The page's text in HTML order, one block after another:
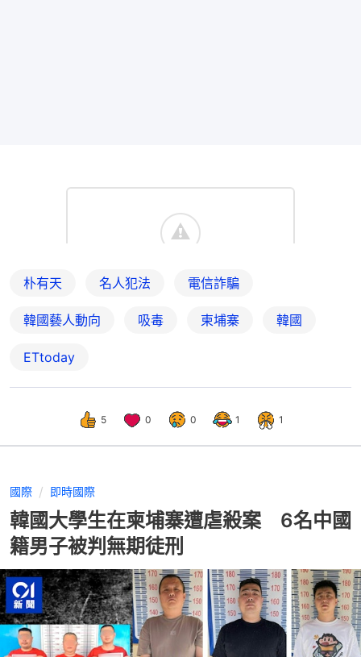
朴有天 名人犯法 電信詐騙
韓國藝人動向 吸毒 柬埔寨 韓國
ETtoday
5 0 0 1 1
國際 即時國際
韓國大學生在柬埔寨遭虐殺案 6名中國
籍男子被判無期徒刑